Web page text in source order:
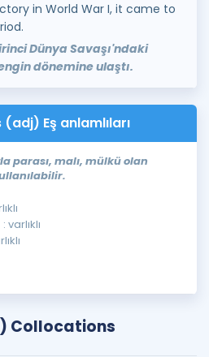
in World War I, it came to
Dünya Savaşı'ndaki
dönemine ulaştı.
Eş anlamlıları
parası, malı, mülkü olan
: varlıklı
Collocations